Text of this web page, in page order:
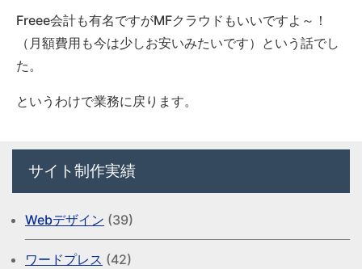
Freee会計も有名ですがMFクラウドもいいですよ～！
（月額費用も今は少しお安いみたいです）という話でし
た。
というわけで業務に戻ります。
サイト制作実績
Webデザイン (39)
ワードプレス (42)